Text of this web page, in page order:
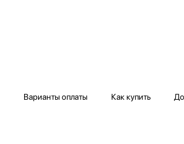
Варианты оплаты Как купить